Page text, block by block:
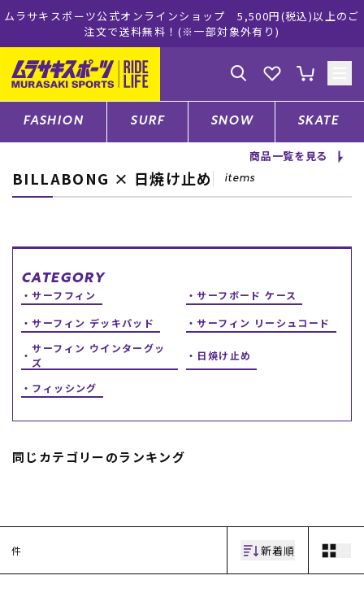
ムラサキスポーツ公式オンラインショップ 5,500円(税込)以上のご
注文で送料無料！(※一部対象外有り)
ゲスト様
ログイン 会員登録
店舗一覧
CATEGORY
ファッションTOP
サーフTOP
スノーTOP
ブランド一覧
ご利用ガイド
FASHION SURF SNOW SKATE
商品一覧を見る
BILLABONG × 日焼け止め items
CATEGORY
サーフフィン
サーフボード ケース
サーフィン デッキパッド
サーフィン リーシュコード
サーフィン ウインターグッ
ズ
日焼け止め
フィッシング
同じカテゴリーのランキング
件 新着順